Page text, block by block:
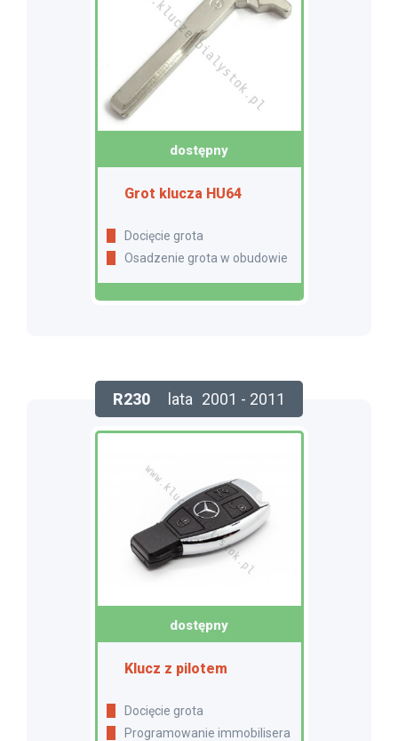
dostępny
Grot klucza HU64
Docięcie grota
Osadzenie grota w obudowie
R230 lata 2001 - 2011
dostępny
Klucz z pilotem
Docięcie grota
Programowanie immobilisera